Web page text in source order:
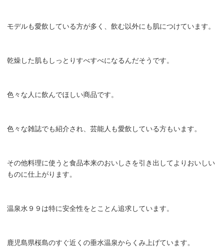
モデルも愛飲している方が多く、飲む以外にも肌につけています。
乾燥した肌もしっとりすべすべになるんだそうです。
色々な人に飲んでほしい商品です。
色々な雑誌でも紹介され、芸能人も愛飲している方もいます。
その他料理に使うと食品本来のおいしさを引き出してよりおいしい
ものに仕上がります。
温泉水９９は特に安全性をとことん追求しています。
鹿児島県桜島のすぐ近くの垂水温泉からくみ上げています。